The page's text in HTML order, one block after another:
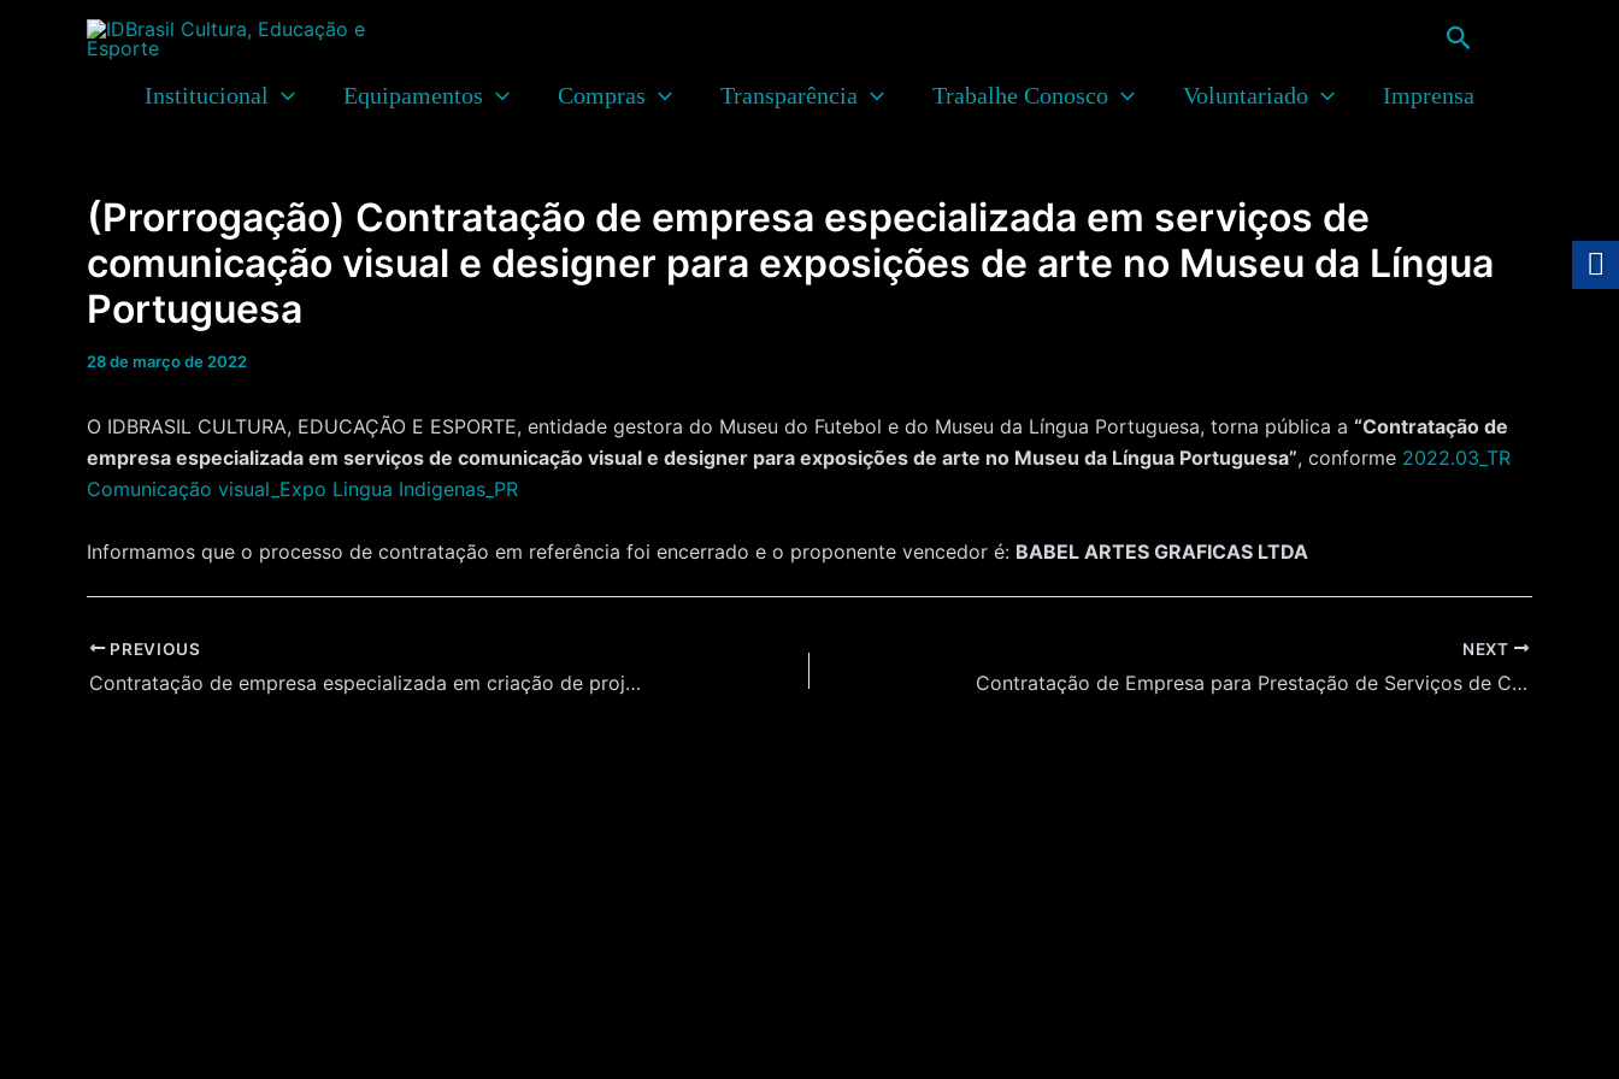
Pesquisar
Institucional Equipamentos Compras Transparência Trabalhe Conosco Voluntariado Imprensa
(Prorrogação) Contratação de empresa especializada em serviços de
comunicação visual e designer para exposições de arte no Museu da Língua
Portuguesa
28 de março de 2022
O IDBRASIL CULTURA, EDUCAÇÃO E ESPORTE, entidade gestora do Museu do Futebol e do Museu da Língua Portuguesa, torna pública a “Contratação de
empresa especializada em serviços de comunicação visual e designer para exposições de arte no Museu da Língua Portuguesa”, conforme 2022.03_TR
Comunicação visual_Expo Lingua Indigenas_PR
Informamos que o processo de contratação em referência foi encerrado e o proponente vencedor é: BABEL ARTES GRAFICAS LTDA
Post
navigation
PREVIOUS
Contratação de empresa especializada em criação de projeto expográfico para exposições de arte no Museu da Língua Portuguesa
NEXT
Contratação de Empresa para Prestação de Serviços de Confecção de Comunicação Visual para o Museu do Futebol.